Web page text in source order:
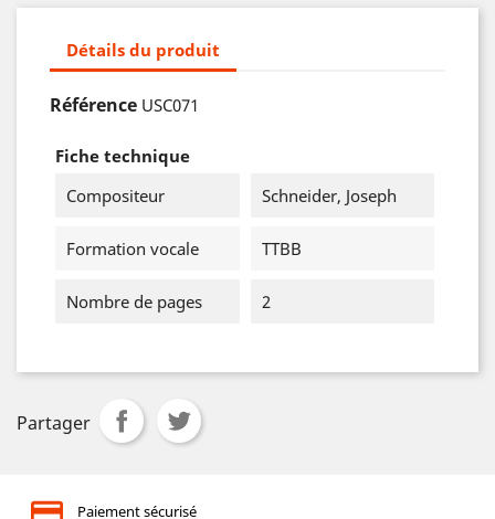
Détails du produit
Référence USC071
Fiche technique
Compositeur
Schneider, Joseph
Formation vocale TTBB
Nombre de pages 2
Partager
Paiement sécurisé